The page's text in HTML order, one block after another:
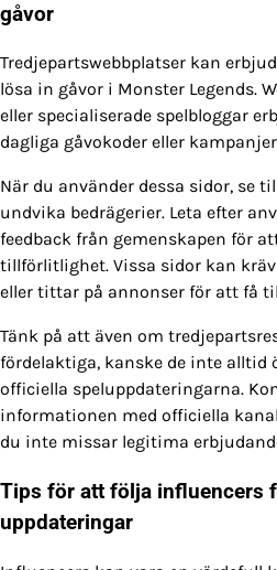
gåvor
Tredjepartswebbplatser kan
lösa in gåvor i Monster Legends.
eller specialiserade spelbloggar
dagliga gåvokoder eller
När du använder dessa sidor, se
undvika bedrägerier. Leta efter
feedback från gemenskapen för
tillförlitlighet. Vissa sidor kan
eller tittar på annonser för att få
Tänk på att även om
fördelaktiga, kanske de inte alltid
officiella speluppdateringarna.
informationen med officiella
du inte missar legitima
Tips för att följa influencers
uppdateringar